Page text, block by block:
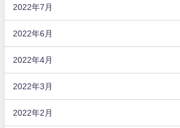
2022年7月
2022年6月
2022年4月
2022年3月
2022年2月